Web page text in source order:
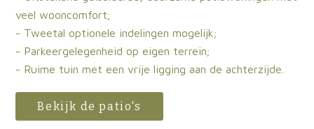
veel wooncomfort;
- Tweetal optionele indelingen mogelijk;
- Parkeergelegenheid op eigen terrein;
- Ruime tuin met een vrije ligging aan de achterzijde.
Bekijk de patio's